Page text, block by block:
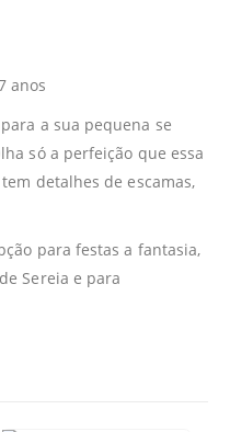
anos
a sua pequena se
só a perfeição que essa
detalhes de escamas,
para festas a fantasia,
Sereia e para